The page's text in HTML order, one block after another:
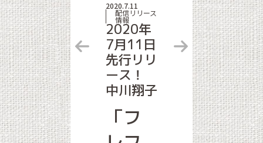
2020.7.11
配信リリース
情報
2020年
7月11日
先行リリ
ース！
中川翔子
「フ